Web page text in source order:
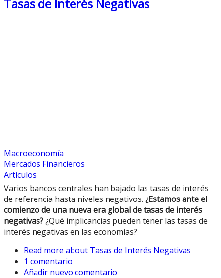
Tasas de Interés Negativas
Macroeconomía
Mercados Financieros
Artículos
Varios bancos centrales han bajado las tasas de interés
de referencia hasta niveles negativos. ¿Estamos ante el
comienzo de una nueva era global de tasas de interés
negativas?¿Qué implicancias pueden tener las tasas de
interés negativas en las economías?
Read more about Tasas de Interés Negativas
1 comentario
Añadir nuevo comentario